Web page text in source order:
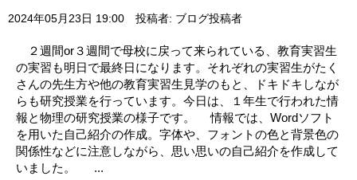
2024年05月23日 19:00 投稿者: ブログ投稿者
２週間or３週間で母校に戻って来られている、教育実習生
の実習も明日で最終日になります。それぞれの実習生がたく
さんの先生方や他の教育実習生見学のもと、ドキドキしなが
らも研究授業を行っています。今日は、１年生で行われた情
報と物理の研究授業の様子です。 情報では、Wordソフト
を用いた自己紹介の作成。字体や、フォントの色と背景色の
関係性などに注意しながら、思い思いの自己紹介を作成して
いました。 ...